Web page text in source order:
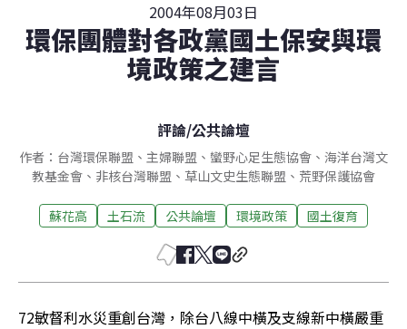
2004年08月03日
環保團體對各政黨國土保安與環
境政策之建言
評論/公共論壇
作者：台灣環保聯盟、主婦聯盟、蠻野心足生態協會、海洋台灣文
教基金會、非核台灣聯盟、草山文史生態聯盟、荒野保護協會
蘇花高 土石流 公共論壇 環境政策 國土復育
72敏督利水災重創台灣，除台八線中橫及支線新中橫嚴重